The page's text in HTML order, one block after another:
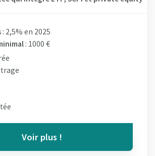
: 2,5% en 2025
: 1000 €
Voir plus !